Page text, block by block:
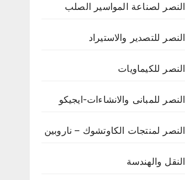
النصر لصناعة المواسير الصلب
النصر للتصدير والاستيراد
النصر للكيماويات
النصر للمبانى والانشاءات-ايجيكو
النصر لمنتجات الكاوتشوك – ناروبين
النقل والهندسة